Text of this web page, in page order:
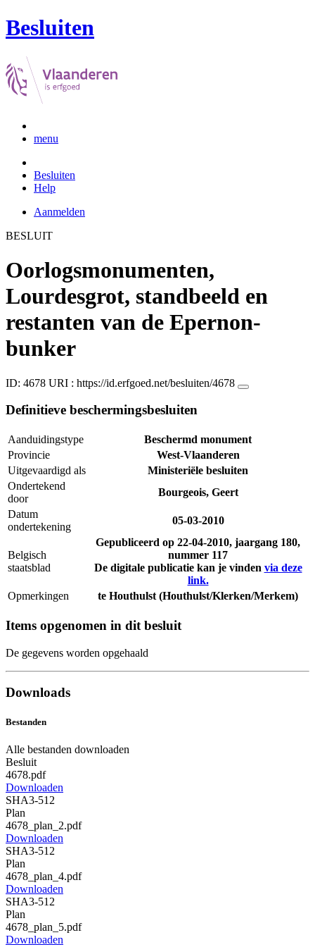
Besluiten
menu
Besluiten
Help
Aanmelden
BESLUIT
Oorlogsmonumenten,
Lourdesgrot, standbeeld en
restanten van de Epernon-
bunker
ID: 4678 URI : https://id.erfgoed.net/besluiten/4678
Definitieve beschermingsbesluiten
Aanduidingstype
Beschermd monument
Provincie
West-Vlaanderen
Uitgevaardigd als
Ministeriële besluiten
Ondertekend
door
Bourgeois, Geert
Datum
ondertekening
05-03-2010
Belgisch
staatsblad
Gepubliceerd op 22-04-2010, jaargang 180,
nummer 117
De digitale publicatie kan je vinden via deze
link.
Opmerkingen
te Houthulst (Houthulst/Klerken/Merkem)
Items opgenomen in dit besluit
De gegevens worden opgehaald
Downloads
Bestanden
Alle bestanden downloaden
Besluit
4678.pdf
Downloaden
SHA3-512
Plan
4678_plan_2.pdf
Downloaden
SHA3-512
Plan
4678_plan_4.pdf
Downloaden
SHA3-512
Plan
4678_plan_5.pdf
Downloaden